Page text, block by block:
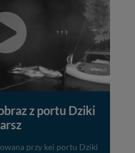
z portu Dziki
przy kei portu Dziki